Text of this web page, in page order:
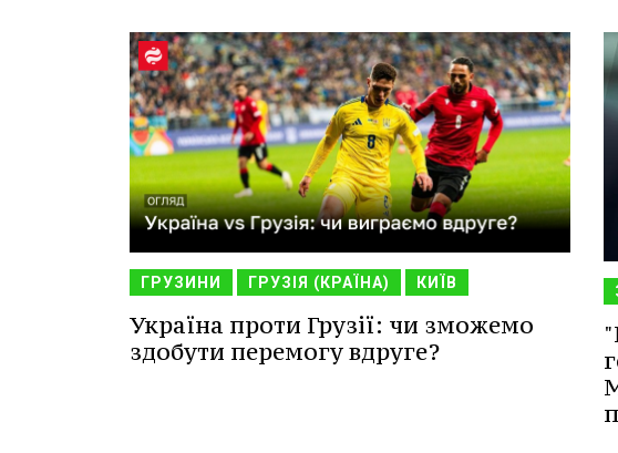
ГРУЗИНИ ГРУЗІЯ (КРАЇНА) КИЇВ
Україна проти Грузії: чи зможемо
здобути перемогу вдруге?